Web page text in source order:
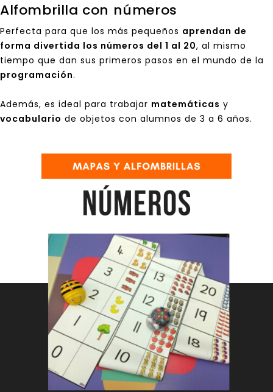
Alfombrilla con números
Perfecta para que los más pequeños aprendan de
forma divertida los números del 1 al 20, al mismo
tiempo que dan sus primeros pasos en el mundo de la
programación.
Además, es ideal para trabajar matemáticas y
vocabulario de objetos con alumnos de 3 a 6 años.